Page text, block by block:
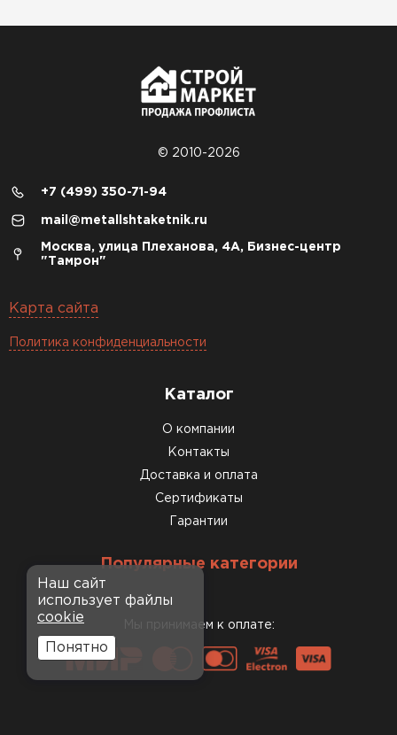
© 2010-2026
+7 (499) 350-71-94
mail@metallshtaketnik.ru
Москва, улица Плеханова, 4А, Бизнес-центр
"Тамрон"
Карта сайта
Политика конфиденциальности
Каталог
О компании
Контакты
Доставка и оплата
Сертификаты
Гарантии
Популярные категории
Мы принимаем к оплате:
Наш сайт
использует файлы
cookie
Понятно